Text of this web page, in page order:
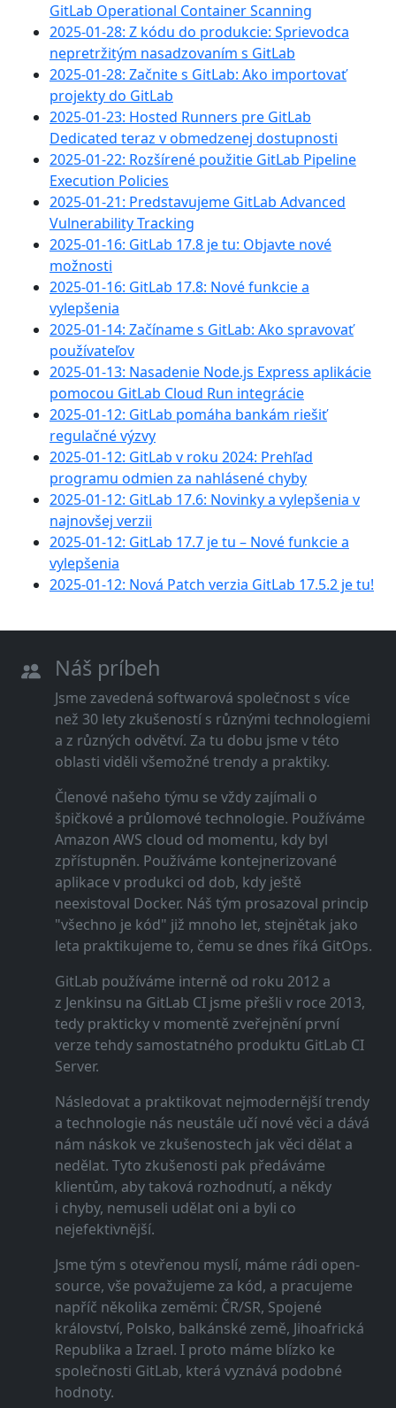
GitLab Operational Container Scanning
2025-01-28: Z kódu do produkcie: Sprievodca
nepretržitým nasadzovaním s GitLab
2025-01-28: Začnite s GitLab: Ako importovať
projekty do GitLab
2025-01-23: Hosted Runners pre GitLab
Dedicated teraz v obmedzenej dostupnosti
2025-01-22: Rozšírené použitie GitLab Pipeline
Execution Policies
2025-01-21: Predstavujeme GitLab Advanced
Vulnerability Tracking
2025-01-16: GitLab 17.8 je tu: Objavte nové
možnosti
2025-01-16: GitLab 17.8: Nové funkcie a
vylepšenia
2025-01-14: Začíname s GitLab: Ako spravovať
používateľov
2025-01-13: Nasadenie Node.js Express aplikácie
pomocou GitLab Cloud Run integrácie
2025-01-12: GitLab pomáha bankám riešiť
regulačné výzvy
2025-01-12: GitLab v roku 2024: Prehľad
programu odmien za nahlásené chyby
2025-01-12: GitLab 17.6: Novinky a vylepšenia v
najnovšej verzii
2025-01-12: GitLab 17.7 je tu – Nové funkcie a
vylepšenia
2025-01-12: Nová Patch verzia GitLab 17.5.2 je tu!
Náš príbeh
Jsme zavedená softwarová společnost s více
než 30 lety zkušeností s různými technologiemi
a z různých odvětví. Za tu dobu jsme v této
oblasti viděli všemožné trendy a praktiky.
Členové našeho týmu se vždy zajímali o
špičkové a průlomové technologie. Používáme
Amazon AWS cloud od momentu, kdy byl
zpřístupněn. Používáme kontejnerizované
aplikace v produkci od dob, kdy ještě
neexistoval Docker. Náš tým prosazoval princip
"všechno je kód" již mnoho let, stejnětak jako
leta praktikujeme to, čemu se dnes říká GitOps.
GitLab používáme interně od roku 2012 a
z Jenkinsu na GitLab CI jsme přešli v roce 2013,
tedy prakticky v momentě zveřejnění první
verze tehdy samostatného produktu GitLab CI
Server.
Následovat a praktikovat nejmodernější trendy
a technologie nás neustále učí nové věci a dává
nám náskok ve zkušenostech jak věci dělat a
nedělat. Tyto zkušenosti pak předáváme
klientům, aby taková rozhodnutí, a někdy
i chyby, nemuseli udělat oni a byli co
nejefektivnější.
Jsme tým s otevřenou myslí, máme rádi open-
source, vše považujeme za kód, a pracujeme
napříč několika zeměmi: ČR/SR, Spojené
království, Polsko, balkánské země, Jihoafrická
Republika a Izrael. I proto máme blízko ke
společnosti GitLab, která vyznává podobné
hodnoty.